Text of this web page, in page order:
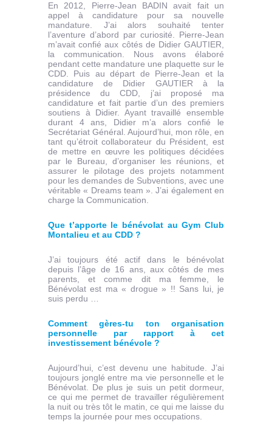
En 2012, Pierre-Jean BADIN avait fait un
appel à candidature pour sa nouvelle
mandature. J’ai alors souhaité tenter
l’aventure d’abord par curiosité. Pierre-Jean
m’avait confié aux côtés de Didier GAUTIER,
la communication. Nous avons élaboré
pendant cette mandature une plaquette sur le
CDD. Puis au départ de Pierre-Jean et la
candidature de Didier GAUTIER à la
présidence du CDD, j’ai proposé ma
candidature et fait partie d’un des premiers
soutiens à Didier. Ayant travaillé ensemble
durant 4 ans, Didier m’a alors confié le
Secrétariat Général. Aujourd’hui, mon rôle, en
tant qu’étroit collaborateur du Président, est
de mettre en œuvre les politiques décidées
par le Bureau, d’organiser les réunions, et
assurer le pilotage des projets notamment
pour les demandes de Subventions, avec une
véritable « Dreams team ». J’ai également en
charge la Communication.
Que t’apporte le bénévolat au Gym Club
Montalieu et au CDD ?
J’ai toujours été actif dans le bénévolat
depuis l’âge de 16 ans, aux côtés de mes
parents, et comme dit ma femme, le
Bénévolat est ma « drogue » !! Sans lui, je
suis perdu …
Comment gères-tu ton organisation
personnelle par rapport à cet
investissement bénévole ?
Aujourd’hui, c’est devenu une habitude. J’ai
toujours jonglé entre ma vie personnelle et le
Bénévolat. De plus je suis un petit dormeur,
ce qui me permet de travailler régulièrement
la nuit ou très tôt le matin, ce qui me laisse du
temps la journée pour mes occupations.